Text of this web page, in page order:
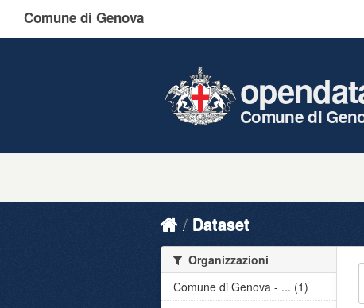
Comune di Genova
Comune di
Dataset
Organizzazioni
Comune di Genova - ... (1)